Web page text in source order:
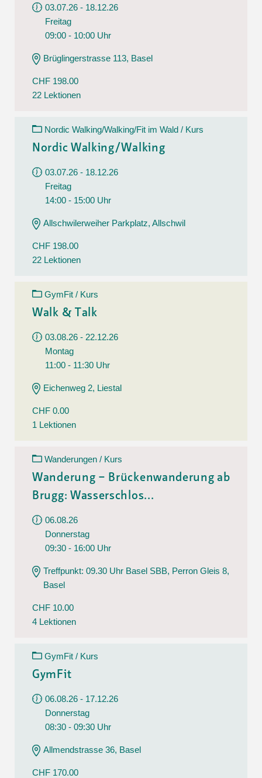
03.07.26 - 18.12.26
Freitag
09:00 - 10:00 Uhr
Brüglingerstrasse 113, Basel
CHF 198.00
22 Lektionen
Nordic Walking/Walking/Fit im Wald / Kurs
Nordic Walking/Walking
03.07.26 - 18.12.26
Freitag
14:00 - 15:00 Uhr
Allschwilerweiher Parkplatz, Allschwil
CHF 198.00
22 Lektionen
GymFit / Kurs
Walk & Talk
03.08.26 - 22.12.26
Montag
11:00 - 11:30 Uhr
Eichenweg 2, Liestal
CHF 0.00
1 Lektionen
Wanderungen / Kurs
Wanderung – Brückenwanderung ab
Brugg: Wasserschlos...
06.08.26
Donnerstag
09:30 - 16:00 Uhr
Treffpunkt: 09.30 Uhr Basel SBB, Perron Gleis 8,
Basel
CHF 10.00
4 Lektionen
GymFit / Kurs
GymFit
06.08.26 - 17.12.26
Donnerstag
08:30 - 09:30 Uhr
Allmendstrasse 36, Basel
CHF 170.00